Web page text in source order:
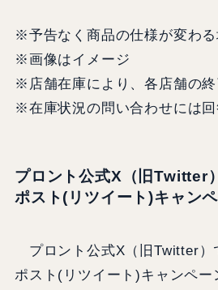
※予告なく商品の仕様が変わる
※画像はイメージ
※店舗在庫により、各店舗の
※在庫状況の問い合わせには
プロント公式X（旧Twitter
ポスト(リツイート)キャンペ
プロント公式X（旧Twitter）
ポスト(リツイート)キャンペー